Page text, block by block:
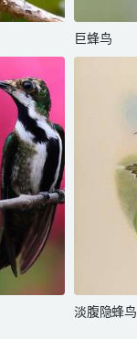
巨蜂鸟
淡腹隐蜂鸟